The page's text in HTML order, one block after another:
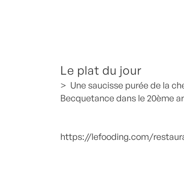
Le plat du jour
> Une saucisse purée de la
Becquetance dans le 20ème
https://lefooding.com/